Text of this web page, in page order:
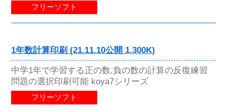
フリーソフト
1年数計算印刷 (21.11.10公開 1,300K)
中学1年で学習する正の数,負の数の計算の反復練習
問題の選択印刷可能 koya7シリーズ
フリーソフト